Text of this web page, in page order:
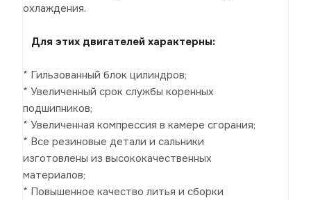
охлаждения.
Для этих двигателей характерны:
* Гильзованный блок цилиндров;
* Увеличенный срок службы коренных
подшипников;
* Увеличенная компрессия в камере сгорания;
* Все резиновые детали и сальники
изготовлены из высококачественных
материалов;
* Повышенное качество литья и сборки